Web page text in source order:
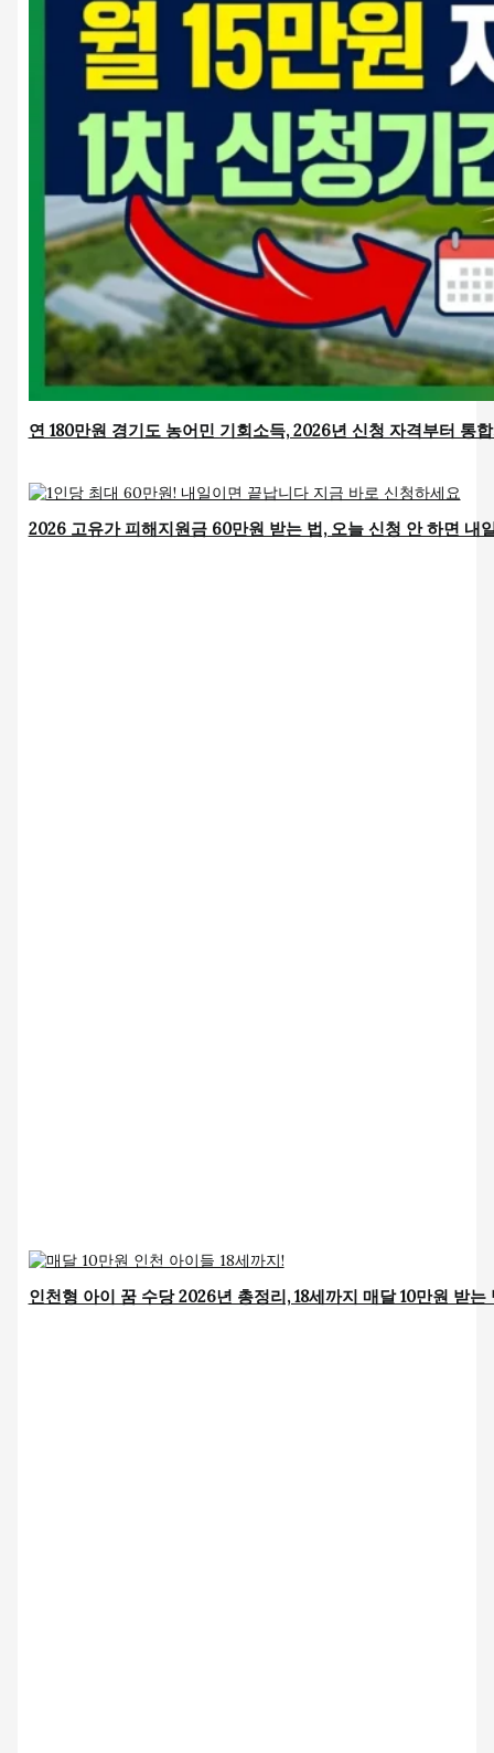
연 180만원 경기도 농어민 기회소득, 2026년 신청 자격부터 통
2026 고유가 피해지원금 60만원 받는 법, 오늘 신청 안 하면 내
인천형 아이 꿈 수당 2026년 총정리, 18세까지 매달 10만원 받는